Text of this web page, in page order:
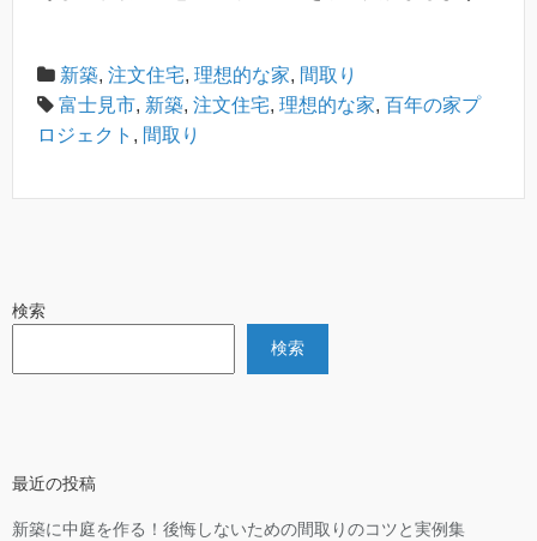
新築, 注文住宅, 理想的な家, 間取り
富士見市, 新築, 注文住宅, 理想的な家, 百年の家プ
ロジェクト , 間取り
検索
検索
最近の投稿
新築に中庭を作る！後悔しないための間取りのコツと実例集